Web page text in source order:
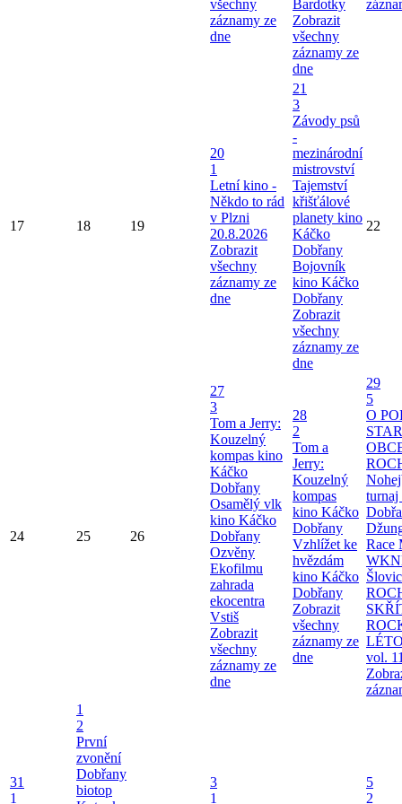
všechny
záznamy ze
dne
Bardotky
Zobrazit
všechny
záznamy ze
dne
17 18 19
20
1
Letní kino -
Někdo to rád
v Plzni
20.8.2026
Zobrazit
všechny
záznamy ze
dne
21
3
Závody psů
-
mezinárodní
mistrovství
Tajemství
křišťálové
planety kino
Káčko
Dobřany
Bojovník
kino Káčko
Dobřany
Zobrazit
všechny
záznamy ze
dne
22
24 25 26
27
3
Tom a Jerry:
Kouzelný
kompas kino
Káčko
Dobřany
Osamělý vlk
kino Káčko
Dobřany
Ozvěny
Ekofilmu
zahrada
ekocentra
Vstiš
Zobrazit
všechny
záznamy ze
dne
28
2
Tom a
Jerry:
Kouzelný
kompas
kino Káčko
Dobřany
Vzhlížet ke
hvězdám
kino Káčko
Dobřany
Zobrazit
všechny
záznamy ze
dne
29
5
O
Race
vol.
31
1
1
2
První
zvonění
Dobřany
biotop
3
1
5
2